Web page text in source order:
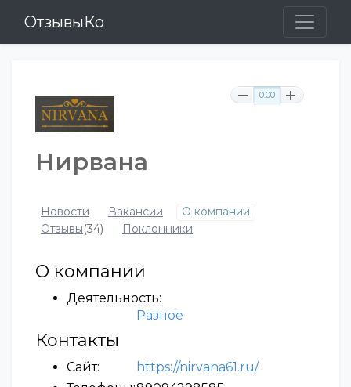
ОтзывыКо
0.00
Нирвана
Новости Вакансии
О компании
Отзывы(34) Поклонники
О компании
Деятельность:
Разное
Контакты
Сайт:
https://nirvana61.ru/